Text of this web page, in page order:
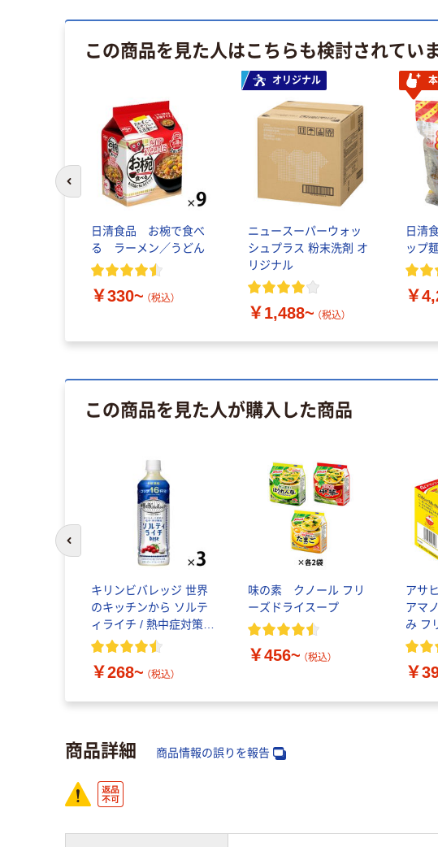
この商品を見た人はこちらも検討されてい
日清食品 お椀で食べ
る ラーメン／うどん
￥330~ （税込）
オリジナル
ニュースーパーウォッ
シュプラス 粉末洗剤 オ
リジナル
￥1,488~ （税込）
日清
ップ
￥
前のスライドへ
この商品を見た人が購入した商品
キリンビバレッジ 世界
のキッチンから ソルテ
ィライチ / 熱中症対策飲
料 スポーツドリンク 水
￥268~ （税込）
味の素 クノール フリ
ーズドライスープ
￥456~ （税込）
アサ
アマ
み フ
￥
前のスライドへ
商品詳細 商品情報の誤りを報告